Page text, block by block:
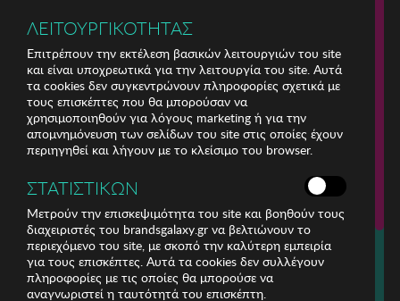
Για τηλεφωνικές παραγγελίες καλέστε
211 18 94 400
(Δευτέρα έως Παρασκευή 9:30 - 14:30 & 24ώρες Φωνητική Πύλη)
ΛΕΙΤΟΥΡΓΙΚΟΤΗΤΑΣ
Επιτρέπουν την εκτέλεση βασικών λειτουργιών του site
και είναι υποχρεωτικά για την λειτουργία του site. Αυτά
τα cookies δεν συγκεντρώνουν πληροφορίες σχετικά με
τους επισκέπτες που θα μπορούσαν να
χρησιμοποιηθούν για λόγους marketing ή για την
απομνημόνευση των σελίδων του site στις οποίες έχουν
περιηγηθεί και λήγουν με το κλείσιμο του browser.
ΣΤΑΤΙΣΤΙΚΩΝ
Μετρούν την επισκεψιμότητα του site και βοηθούν τους
διαχειριστές του brandsgalaxy.gr να βελτιώνουν το
περιεχόμενο του site, με σκοπό την καλύτερη εμπειρία
για τους επισκέπτες. Αυτά τα cookies δεν συλλέγουν
πληροφορίες με τις οποίες θα μπορούσε να
αναγνωριστεί η ταυτότητά του επισκέπτη.